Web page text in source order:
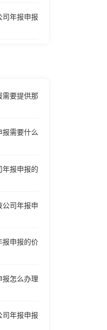
司年报申报
需要提供那
报需要什么
年报申报的
公司年报申
报申报的价
报怎么办理
司年报申报